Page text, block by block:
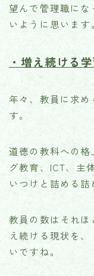
望んで管理職に
いように思います。
・増え続ける
年々、教員に求
す。
道徳の教科への
グ教育、ICT、主
いつけと詰める詰
教員の数はそれ
え続ける現状を
いですね。